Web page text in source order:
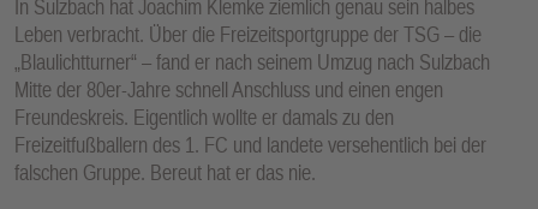
In Sulzbach hat Joachim Klemke ziemlich genau sein halbes
Leben verbracht. Über die Freizeitsportgruppe der TSG – die
„Blaulichtturner“ – fand er nach seinem Umzug nach Sulzbach
Mitte der 80er-Jahre schnell Anschluss und einen engen
Freundeskreis. Eigentlich wollte er damals zu den
Freizeitfußballern des 1. FC und landete versehentlich bei der
falschen Gruppe. Bereut hat er das nie.
K
TI
O
N
E
N